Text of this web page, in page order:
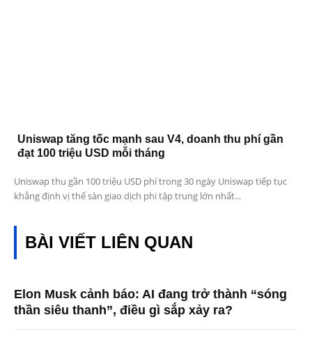
Uniswap tăng tốc mạnh sau V4, doanh thu phí gần
đạt 100 triệu USD mỗi tháng
Uniswap thu gần 100 triệu USD phí trong 30 ngày Uniswap tiếp tục
khẳng định vị thế sàn giao dịch phi tập trung lớn nhất...
BÀI VIẾT LIÊN QUAN
Elon Musk cảnh báo: AI đang trở thành “sóng
thần siêu thanh”, điều gì sắp xảy ra?